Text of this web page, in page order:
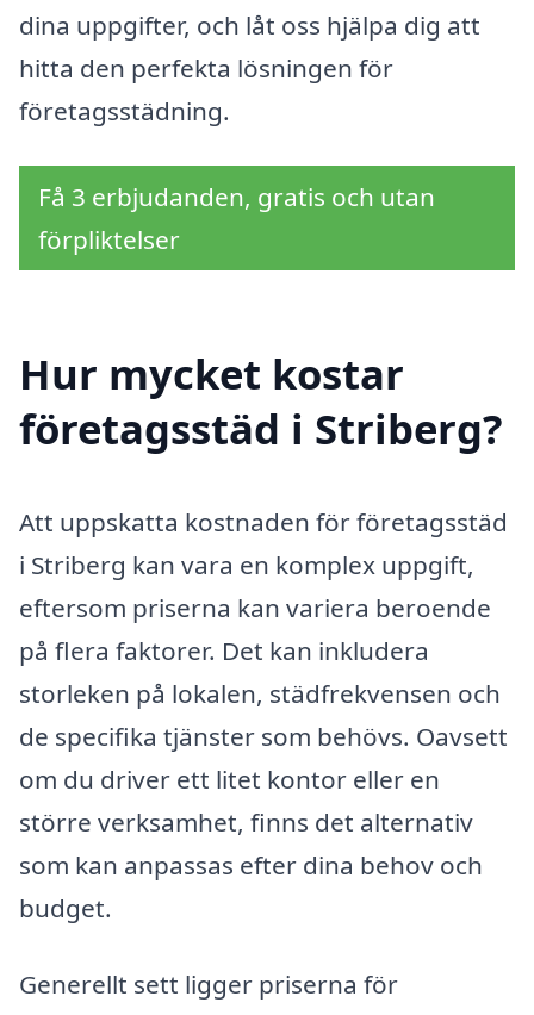
dina uppgifter, och låt oss hjälpa dig att
hitta den perfekta lösningen för
företagsstädning.
Få 3 erbjudanden, gratis och utan
förpliktelser
Hur mycket kostar
företagsstäd i Striberg?
Att uppskatta kostnaden för företagsstäd
i Striberg kan vara en komplex uppgift,
eftersom priserna kan variera beroende
på flera faktorer. Det kan inkludera
storleken på lokalen, städfrekvensen och
de specifika tjänster som behövs. Oavsett
om du driver ett litet kontor eller en
större verksamhet, finns det alternativ
som kan anpassas efter dina behov och
budget.
Generellt sett ligger priserna för